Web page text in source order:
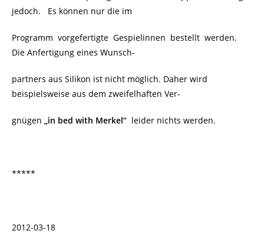
jedoch. Es können nur die im
Programm vorgefertigte Gespielinnen bestellt werden.
Die Anfertigung eines Wunsch-
partners aus Silikon ist nicht möglich. Daher wird
beispielsweise aus dem zweifelhaften Ver-
gnügen „in bed with Merkel“ leider nichts werden.
*****
2012-03-18